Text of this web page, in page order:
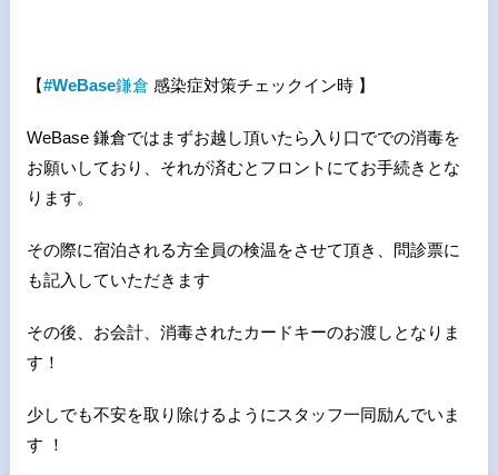
【#WeBase鎌倉 感染症対策チェックイン時 】
WeBase 鎌倉ではまずお越し頂いたら入り口ででの消毒を
お願いしており、それが済むとフロントにてお手続きとな
ります。
その際に宿泊される方全員の検温をさせて頂き、問診票に
も記入していただきます
その後、お会計、消毒されたカードキーのお渡しとなりま
す！
少しでも不安を取り除けるようにスタッフ一同励んでいま
す ！